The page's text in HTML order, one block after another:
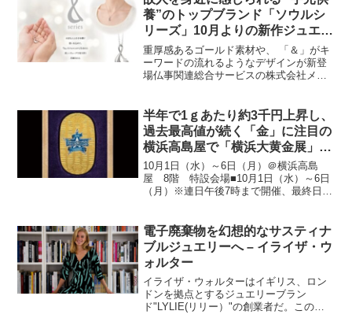
（...
養”のトップブランド「ソウルシ
リーズ」10月よりの新作ジュエリ
ー2種、卓上タイプ新シリーズを
販売開始
重厚感あるゴールド素材や、 「＆」がキ
ーワードの流れるようなデザインが新登
場仏事関連総合サービスの株式会社メモ
近で故人を偲ぶことができるよう、遺骨
や遺灰・想い出の品の...
半年で1ｇあたり約3千円上昇し、
過去最高値が続く「金」に注目の
横浜高島屋で「横浜大黄金展」は
じまる
10月1日（水）～6日（月）＠横浜高島
屋 8階 特設会場■10月1日（水）～6日
（月）※連日午後7時まで開催、最終日は
の価値が変動する「金」。半年前の4月に
は1gあ...
電子廃棄物を幻想的なサスティナ
ブルジュエリーへ – イライザ・ウ
ォルター
イライザ・ウォルターはイギリス、ロン
ドンを拠点とするジュエリーブラン
ド"LYLIE(リリー）"の創業者だ。このブ